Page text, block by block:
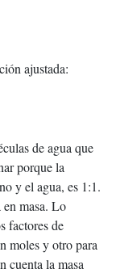
ajustada:
de agua que
porque la
y el agua, es 1:1.
masa. Lo
factores de
moles y otro para
cuenta la masa